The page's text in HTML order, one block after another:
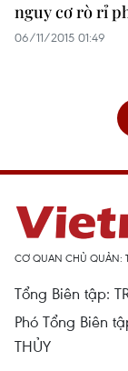
nguy cơ rò rỉ
06/11/2015 01:49
CƠ QUAN CHỦ QUẢN:
Tổng Biên tập:
Phó Tổng Biên
THỦY